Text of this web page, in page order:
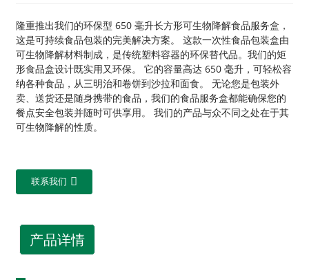
隆重推出我们的环保型 650 毫升长方形可生物降解食品服务盒，
这是可持续食品包装的完美解决方案。 这款一次性食品包装盒由
可生物降解材料制成，是传统塑料容器的环保替代品。我们的矩
形食品盒设计既实用又环保。 它的容量高达 650 毫升，可轻松容
纳各种食品，从三明治和卷饼到沙拉和面食。 无论您是包装外
卖、送货还是随身携带的食品，我们的食品服务盒都能确保您的
餐点安全包装并随时可供享用。 我们的产品与众不同之处在于其
可生物降解的性质。
联系我们
产品详情